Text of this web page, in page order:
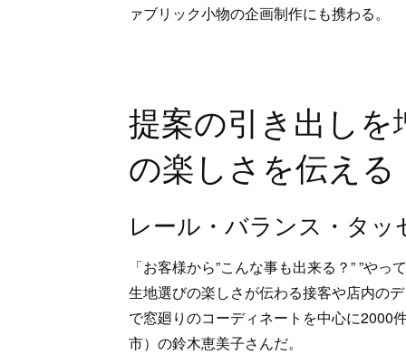
ァブリック小物の企画制作にも携わる。
提案の引き出し
の楽しさを伝える
レール・バランス・タ
「お客様から”こんな事も出来る？” ”や
生地選びの楽しさが伝わる接客や店内の
で窓廻りのコーディネートを中心に2000
市）の鈴木恵美子さんだ。